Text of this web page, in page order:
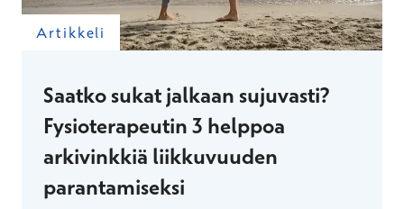
Artikkeli
Saatko sukat jalkaan sujuvasti?
Fysioterapeutin 3 helppoa
arkivinkkiä liikkuvuuden
parantamiseksi